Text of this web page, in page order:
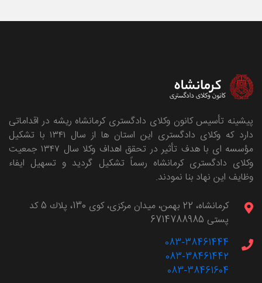
پیشینه تأسیس کانون وکلای دادگستری کرمانشاه ریشه در اقداماتی
دارد که وکلای دادگستری این استان ها از سال ۱۳۴۱ با تشکیل
مؤسسه ای با هدف تأثیر در تحقق اهداف وکلا سال ۱۳۴۷ جمعیت
وکلای دادگستری کرمانشاه رسماً تشکیل گردید و تسهیل ایفاء
وظایف این نهاد بنا نمودند.
كرمانشاه، 22 بهمن، ميدان مركزی، كوی 130، پلاك 5 کد
پستی 6714788985
083-38461444
083-38461442
083-38461604